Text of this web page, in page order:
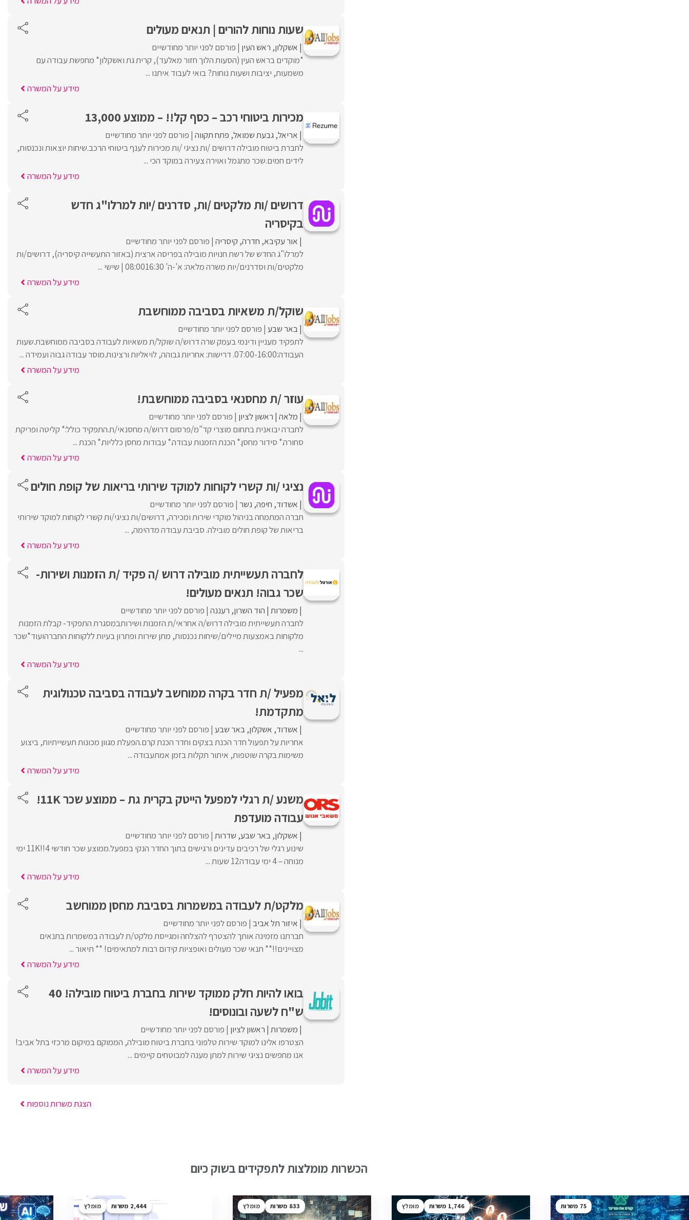
שעות נוחות להורים | תנאים מעולים
אשקלון ראש העין פורסם לפני יותר מחודשיים
*מוקדים בראש העין (הסעות הלוך חזור מאלעד), קרית גת ואשקלון* מחפשת עבודה עם
משמעות, יציבות ושעות נוחות? בואי לעבוד איתנו ...
מידע על המשרה
מכירות ביטוחי רכב – כסף קל!! – ממוצע 13,000
אריאל גבעת שמואל פתח תקווה פורסם לפני יותר מחודשיים
לחברת ביטוח מובילה דרושים /ות נציגי /ות מכירות לענף ביטוחי הרכב.שיחות יוצאות ונכנסות,
לידים חמים.שכר מתגמל ואוירה צעירה במוקד הכי ...
מידע על המשרה
דרושים /ות מלקטים /ות, סדרנים /יות למרלו"ג חדש
בקיסריה
אור עקיבא חדרה קיסריה פורסם לפני יותר מחודשיים
למרלו"ג החדש של רשת חנויות מובילה בפריסה ארצית (באזור התעשייה קיסריה), דרושים/ות
מלקטים/ות וסדרנים/יות משרה מלאה: א'-ה' 08:0016:30 | שישי ...
מידע על המשרה
שוקל/ת משאיות בסביבה ממוחשבת
באר שבע פורסם לפני יותר מחודשיים
לתפקיד מעניין ודינמי בעמק שרה דרוש/ה שוקל/ת משאיות לעבודה בסביבה ממוחשבת.שעות
העבודה:07:00-16:00. דרישות: אחריות גבוהה, לויאליות ורצינות.מוסר עבודה גבוה ועמידה ...
מידע על המשרה
עוזר /ת מחסנאי בסביבה ממוחשבת!
מלאה ראשון לציון פורסם לפני יותר מחודשיים
לחברה יבואנית בתחום מוצרי קד"מ/פרסום דרוש/ה מחסנאי/ת.התפקיד כולל:* קליטה ופריקת
סחורה.* סידור מחסן.* הכנת הזמנות עבודה.* עבודות מחסן כלליות.* הכנת ...
מידע על המשרה
נציגי /ות קשרי לקוחות למוקד שירותי בריאות של קופת חולים
אשדוד חיפה נשר פורסם לפני יותר מחודשיים
חברה המתמחה בניהול מוקדי שירות ומכירה, דרושים/ות נציגי/ות קשרי לקוחות למוקד שירותי
בריאות של קופת חולים מובילה. סביבת עבודה מדהימה, ...
מידע על המשרה
לחברה תעשייתית מובילה דרוש /ה פקיד /ת הזמנות ושירות-
שכר גבוה! תנאים מעולים!
משמרות הוד השרון רעננה פורסם לפני יותר מחודשיים
לחברה תעשייתית מובילה דרוש/ה אחראי/ת הזמנות ושירותבמסגרת התפקיד- קבלת הזמנות
מלקוחות באמצעות מיילים/שיחות נכנסות, מתן שירות ופתרון בעיות ללקוחות החברהועוד*שכר
...
מידע על המשרה
מפעיל /ת חדר בקרה ממוחשב לעבודה בסביבה טכנולוגית
מתקדמת!
אשדוד אשקלון באר שבע פורסם לפני יותר מחודשיים
אחריות על תפעול חדר הכנת בצקים וחדר הכנת קרם.הפעלת מגוון מכונות תעשייתיות, ביצוע
משימות בקרה שוטפות, איתור תקלות בזמן אמתעבודה ...
מידע על המשרה
משנע /ת רגלי למפעל הייטק בקרית גת – ממוצע שכר 11K!
עבודה מועדפת
אשקלון באר שבע שדרות פורסם לפני יותר מחודשיים
שינוע רגלי של רכיבים עדינים ורגישים בתוך החדר הנקי במפעל.ממוצע שכר חודשי 11K!!4 ימי
מנוחה – 4 ימי עבודה12 שעות ...
מידע על המשרה
מלקט/ת לעבודה במשמרות בסביבת מחסן ממוחשב
איזור תל אביב פורסם לפני יותר מחודשיים
חברתנו מזמינה אותך להצטרף להצלחה ומגייסת מלקט/ת לעבודה במשמרות בתנאים
מצויינים!!** תנאי שכר מעולים ואופציות קידום רבות למתאימים! ** תיאור ...
מידע על המשרה
בואו להיות חלק ממוקד שירות בחברת ביטוח מובילה! 40
ש"ח לשעה ובונוסים!
משמרות ראשון לציון פורסם לפני יותר מחודשיים
הצטרפו אלינו למוקד שירות טלפוני בחברת ביטוח מובילה, הממוקם במיקום מרכזי בתל אביב!
אנו מחפשים נציגי שירות למתן מענה למבוטחים קיימים ...
מידע על המשרה
הצגת משרות נוספות
הכשרות מומלצות לתפקידים בשוק כיום
75
1,746 מומלץ 833 מומלץ 2,444 מומלץ